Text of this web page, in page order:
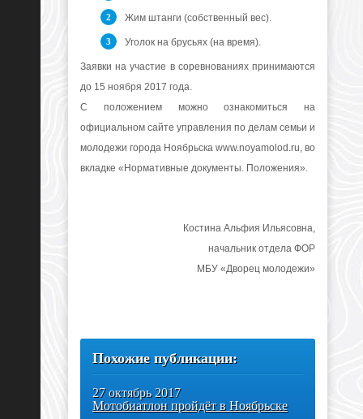
Жим штанги (собственный вес).
Уголок на брусьях (на время).
Заявки на участие в соревнованиях принимаются
до 15 ноября 2017 года.
С положением можно ознакомиться на
официальном сайте управления по делам семьи и
молодежи города Ноябрьска www.noyamolod.ru, во
вкладке «Нормативные документы. Положения».
Костина Альфия Ильясовна,
начальник отдела ФОР
МБУ «Дворец молодежи»
Похожие публикации:
27 октябрь 2017
Мотобиатлон пройдёт в Ноябрьске